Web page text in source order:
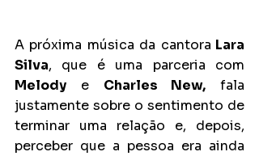
A próxima música da cantora Lara
Silva
Melody e Charles New, fala
justamente sobre o sentimento de
terminar uma relação e, depois,
perceber que a pessoa era ainda